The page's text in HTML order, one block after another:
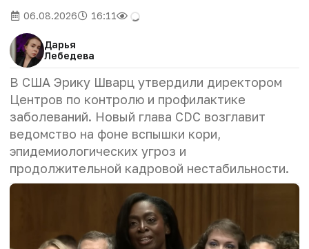
06.08.2026 16:11
Дарья
Лебедева
В США Эрику Шварц утвердили директором
Центров по контролю и профилактике
заболеваний. Новый глава CDC возглавит
ведомство на фоне вспышки кори,
эпидемиологических угроз и
продолжительной кадровой нестабильности.